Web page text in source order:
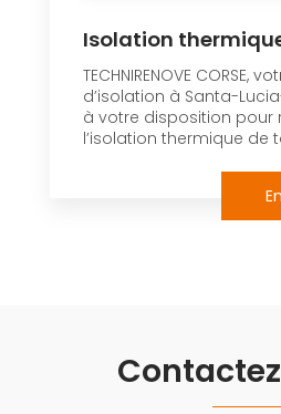
Isolation
TECHNIRENOVE CORSE,
d’isolation à Santa-
à votre disposition pour
l’isolation thermique de